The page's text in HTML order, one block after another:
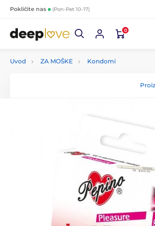
Pokličite nas (Pon-Pet 10-17)
0
Uvod ZA MOŠKE Kondomi